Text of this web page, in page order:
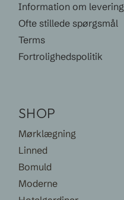
Information om levering
Ofte stillede spørgsmål
Terms
Fortrolighedspolitik
SHOP
Mørklægning
Linned
Bomuld
Moderne